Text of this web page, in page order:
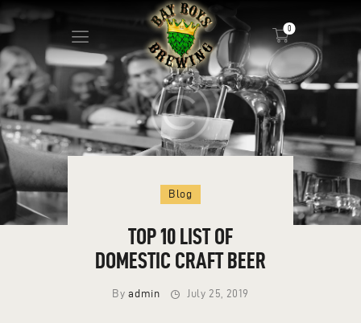
0
ABOUT
CALENDAR
MENU
ADVERTISE ON OUR TV’S
Blog
TOP 10 LIST OF
DOMESTIC CRAFT BEER
By admin July 25, 2019